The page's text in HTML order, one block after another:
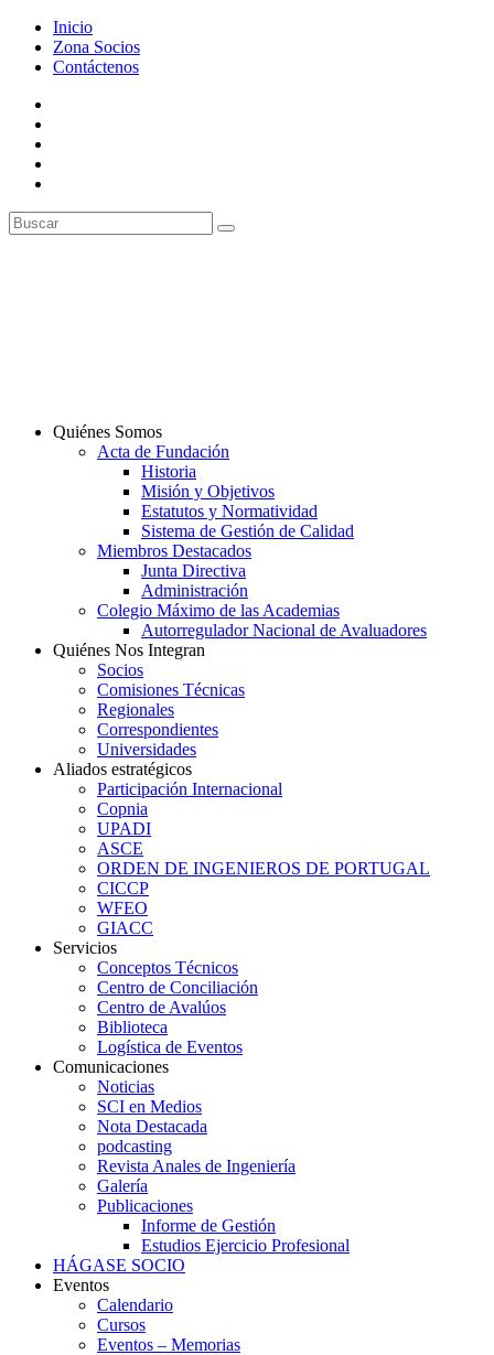
Inicio
Zona Socios
Contáctenos
Quiénes Somos
Acta de Fundación
Historia
Misión y Objetivos
Estatutos y Normatividad
Sistema de Gestión de Calidad
Miembros Destacados
Junta Directiva
Administración
Colegio Máximo de las Academias
Autorregulador Nacional de Avaluadores
Quiénes Nos Integran
Socios
Comisiones Técnicas
Regionales
Correspondientes
Universidades
Aliados estratégicos
Participación Internacional
Copnia
UPADI
ASCE
ORDEN DE INGENIEROS DE PORTUGAL
CICCP
WFEO
GIACC
Servicios
Conceptos Técnicos
Centro de Conciliación
Centro de Avalúos
Biblioteca
Logística de Eventos
Comunicaciones
Noticias
SCI en Medios
Nota Destacada
podcasting
Revista Anales de Ingeniería
Galería
Publicaciones
Informe de Gestión
Estudios Ejercicio Profesional
HÁGASE SOCIO
Eventos
Calendario
Cursos
Eventos – Memorias